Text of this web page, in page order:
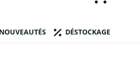
NOUVEAUTÉS DÉSTOCKAGE